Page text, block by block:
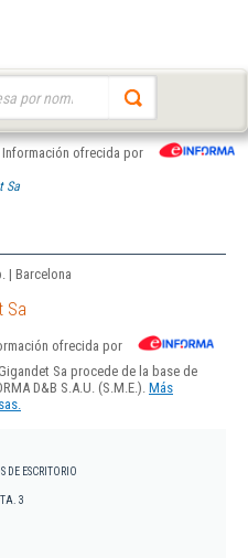
Información ofrecida por
Sa
| Barcelona
Sa
ofrecida por
Sa procede de la base de
D&B S.A.U. (S.M.E.). Más
DE ESCRITORIO
3